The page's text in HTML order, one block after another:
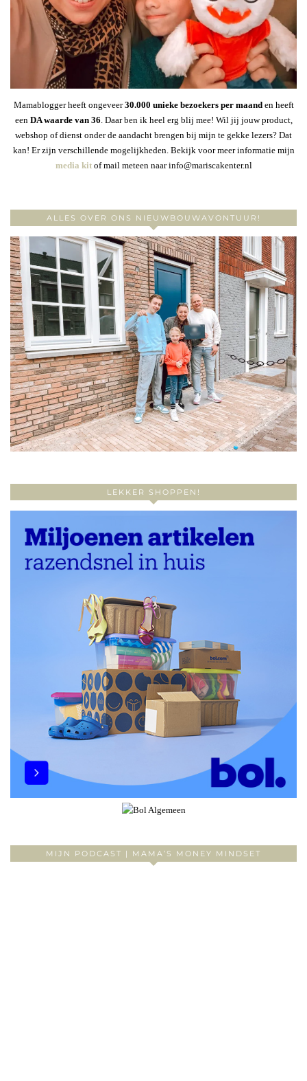
Mamablogger heeft ongeveer30.000 unieke bezoekers per maanden heeft
een DA waarde van 36 . Daar ben ik heel erg blij mee! Wil jij jouw product,
webshop of dienst onder de aandacht brengen bij mijn te gekke lezers? Dat
kan! Er zijn verschillende mogelijkheden. Bekijk voor meer informatie mijn
media kitof mail meteen naar info@mariscakenter.nl
ALLES OVER ONS NIEUWBOUWAVONTUUR!
LEKKER SHOPPEN!
MIJN PODCAST | MAMA’S MONEY MINDSET